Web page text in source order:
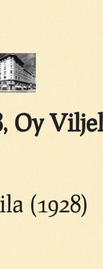
Oy
(1928)